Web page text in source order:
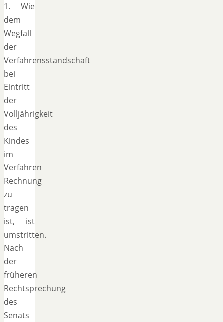
1. Wie
dem
Wegfall
der
Verfahrensstandschaft
bei
Eintritt
der
Volljährigkeit
des
Kindes
im
Verfahren
Rechnung
zu
tragen
ist, ist
umstritten.
Nach
der
früheren
Rechtsprechung
des
Senats